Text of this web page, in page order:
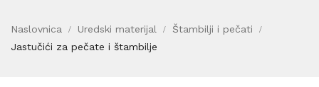
Naslovnica Uredski materijal
Štambilji i pečati
Jastučići za pečate i štambilje